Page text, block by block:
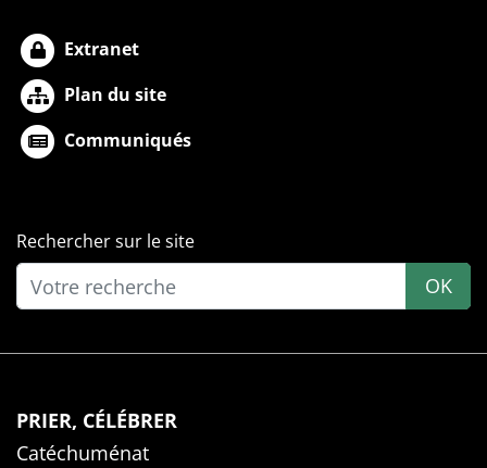
Extranet
Plan du site
Communiqués
Rechercher sur le site
OK
PRIER, CÉLÉBRER
Catéchuménat